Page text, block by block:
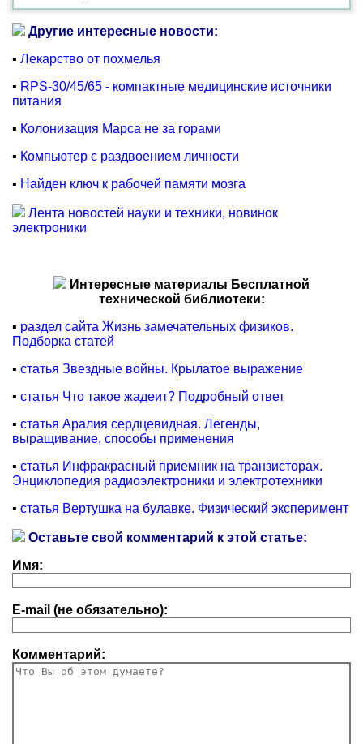
Другие интересные новости:
▪ Лекарство от похмелья
▪ RPS-30/45/65 - компактные медицинские источники
питания
▪ Колонизация Марса не за горами
▪ Компьютер с раздвоением личности
▪ Найден ключ к рабочей памяти мозга
Лента новостей науки и техники, новинок
электроники
Интересные материалы Бесплатной
технической библиотеки:
▪ раздел сайта Жизнь замечательных физиков.
Подборка статей
▪ статья Звездные войны. Крылатое выражение
▪ статья Что такое жадеит? Подробный ответ
▪ статья Аралия сердцевидная. Легенды,
выращивание, способы применения
▪ статья Инфракрасный приемник на транзисторах.
Энциклопедия радиоэлектроники и электротехники
▪ статья Вертушка на булавке. Физический эксперимент
Оставьте свой комментарий к этой статье:
Имя:
E-mail (не обязательно):
Комментарий: